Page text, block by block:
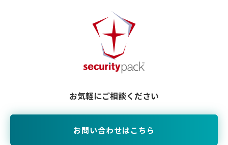
お気軽にご相談ください
お問い合わせはこちら